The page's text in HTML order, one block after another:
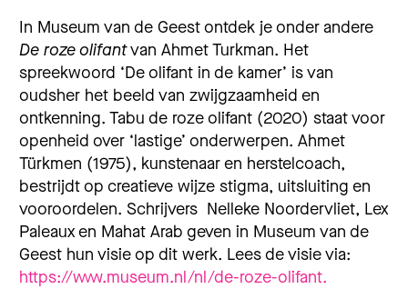
In Museum van de Geest ontdek je onder andere
De roze olifantvan Ahmet Turkman. Het
spreekwoord ‘De olifant in de kamer’ is van
oudsher het beeld van zwijgzaamheid en
ontkenning. Tabu de roze olifant (2020) staat voor
openheid over ‘lastige’ onderwerpen. Ahmet
Türkmen (1975), kunstenaar en herstelcoach,
bestrijdt op creatieve wijze stigma, uitsluiting en
vooroordelen. Schrijvers Nelleke Noordervliet, Lex
Paleaux en Mahat Arab geven in Museum van de
Geest hun visie op dit werk. Lees de visie via:
https://www.museum.nl/nl/de-roze-olifant.